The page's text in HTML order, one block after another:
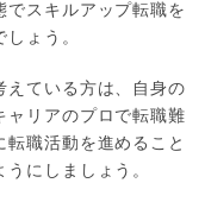
スキルアップ転職を
ょう。
えている方は、自身の
ャリアのプロで転職難
職活動を進めること
にしましょう。